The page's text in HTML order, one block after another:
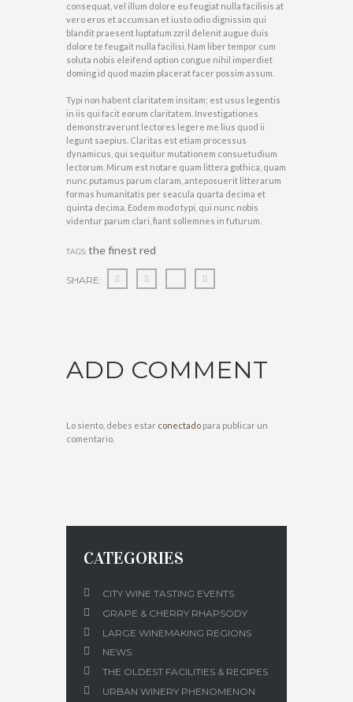
consequat, vel illum dolore eu feugiat nulla facilisis at
vero eros et accumsan et iusto odio dignissim qui
blandit praesent luptatum zzril delenit augue duis
dolore te feugait nulla facilisi. Nam liber tempor cum
soluta nobis eleifend option congue nihil imperdiet
doming id quod mazim placerat facer possim assum.
Typi non habent claritatem insitam; est usus legentis
in iis qui facit eorum claritatem. Investigationes
demonstraverunt lectores legere me lius quod ii
legunt saepius. Claritas est etiam processus
dynamicus, qui sequitur mutationem consuetudium
lectorum. Mirum est notare quam littera gothica, quam
nunc putamus parum claram, anteposuerit litterarum
formas humanitatis per seacula quarta decima et
quinta decima. Eodem modo typi, qui nunc nobis
videntur parum clari, fiant sollemnes in futurum.
TAGS:the finest red
SHARE:
ADD COMMENT
Lo siento, debes estar conectado para publicar un
comentario.
CATEGORIES
CITY WINE TASTING EVENTS
GRAPE & CHERRY RHAPSODY
LARGE WINEMAKING REGIONS
NEWS
THE OLDEST FACILITIES & RECIPES
URBAN WINERY PHENOMENON